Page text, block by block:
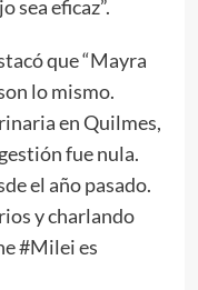
sea eficaz”.
que “Mayra
lo mismo.
en Quilmes,
fue nula.
el año pasado.
y charlando
#Milei es